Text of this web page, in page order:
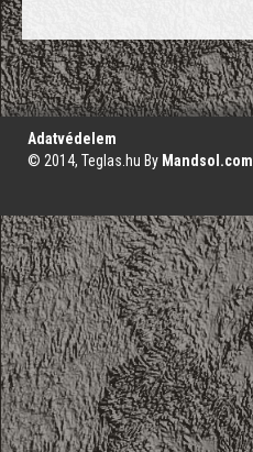
';
Adatvédelem
© 2014, Teglas.hu By Mandsol.com